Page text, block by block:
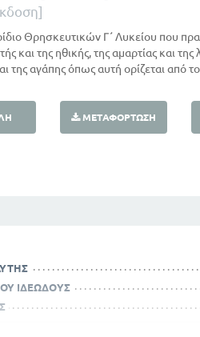
Θρησκευτικών Γ΄ Λυκείου που
και της ηθικής, της αμαρτίας και
της αγάπης όπως αυτή ορίζεται από
ΜΕΤΑΦΌΡΤΩΣΗ
ΙΔΕΩΔΟΥΣ